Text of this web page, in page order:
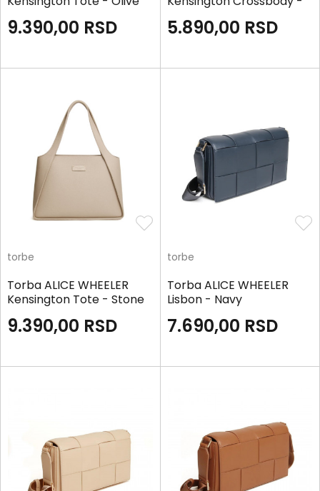
9.390,00 RSD 5.890,00 RSD
torbe
Torba ALICE WHEELER
Kensington Tote - Stone
9.390,00 RSD
torbe
Torba ALICE WHEELER
Lisbon - Navy
7.690,00 RSD